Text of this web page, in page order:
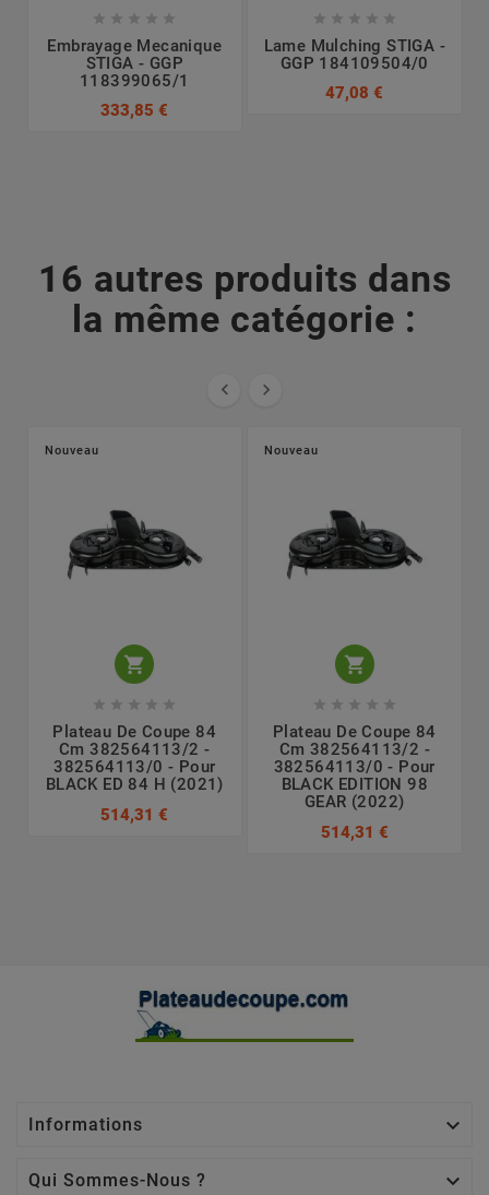
    
Embrayage Mecanique
STIGA - GGP
118399065/1
333,85 €
    
Lame Mulching STIGA -
GGP 184109504/0
47,08 €
16 autres produits dans
la même catégorie :
 
Nouveau

    
Plateau De Coupe 84
Cm 382564113/2 -
382564113/0 - Pour
BLACK ED 84 H (2021)
514,31 €
Nouveau

    
Plateau De Coupe 84
Cm 382564113/2 -
382564113/0 - Pour
BLACK EDITION 98
GEAR (2022)
514,31 €
Informations 
Qui Sommes-Nous ? 